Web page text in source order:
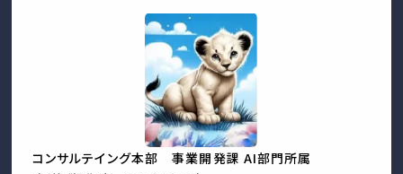
コンサルテイング本部 事業開発課 AI部門所属